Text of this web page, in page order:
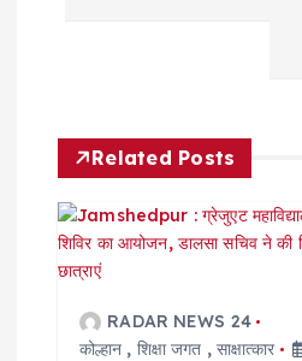
v
g
Related Posts
RADAR NEWS 24
कोल्हान , शिक्षा जगत , साक्षात्कार